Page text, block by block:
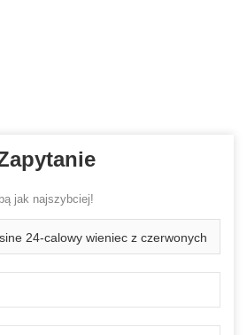
jak najszybciej!
24-calowy wieniec z czerwonych
wiszącą na drzwiach